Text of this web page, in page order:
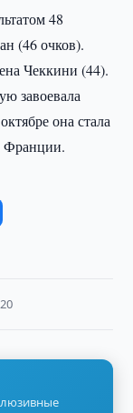
48
(46 очков).
Чеккини (44).
завоевала
она стала
Франции.